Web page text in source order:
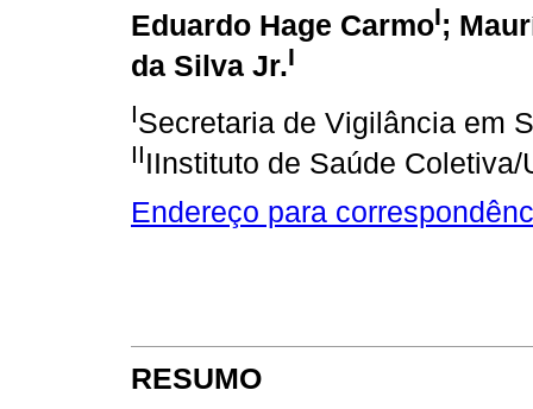
Eduardo Hage CarmoI;
da Silva Jr.I
ISecretaria de Vigilância em
IIIInstituto de Saúde
Endereço para
RESUMO